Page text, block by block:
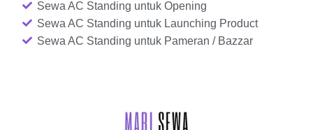
Sewa AC Standing untuk Opening
Sewa AC Standing untuk Launching Product
Sewa AC Standing untuk Pameran / Bazzar